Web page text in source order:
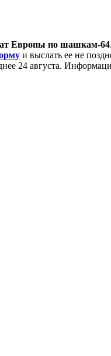
Европы по шашкам-64
и выслать ее не
24 августа.